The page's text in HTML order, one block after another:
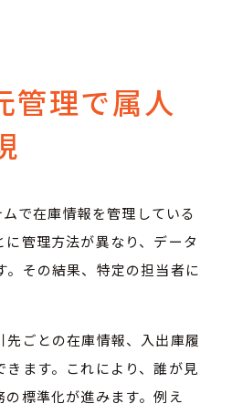
管理で属人
で在庫情報を管理している
管理方法が異なり、データ
その結果、特定の担当者に
ごとの在庫情報、入出庫履
ます。これにより、誰が見
標準化が進みます。例え